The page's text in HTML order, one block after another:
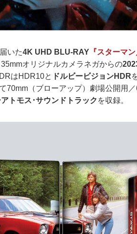
いた4K UHD BLU-RAY 『スターマ
オリジナルカメラネガからの
はHDR10と ドルビービジョンHDR
70mm（ブローアップ）劇場公開用
トモス･サウンドトラック を収録。